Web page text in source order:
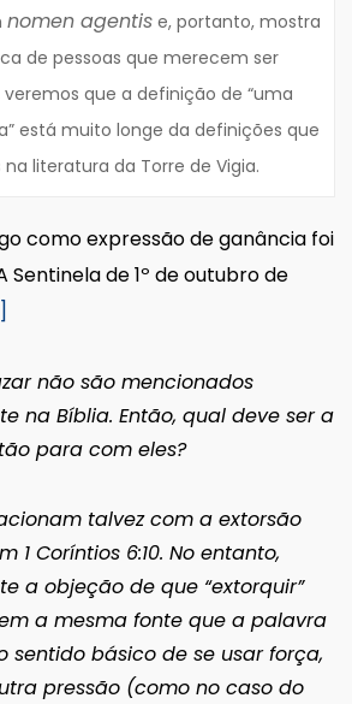
nomen agentise, portanto, mostra
de pessoas que merecem ser
veremos que a definição de “uma
está muito longe da definições que
na literatura da Torre de Vigia.
como expressão de ganância foi
de 1º de outubro de
não são mencionados
na Bíblia. Então, qual deve ser a
para com eles?
talvez com a extorsão
1 Coríntios 6:10. No entanto,
a objeção de que “extorquir”
a mesma fonte que a palavra
sentido básico de se usar força,
pressão (como no caso do